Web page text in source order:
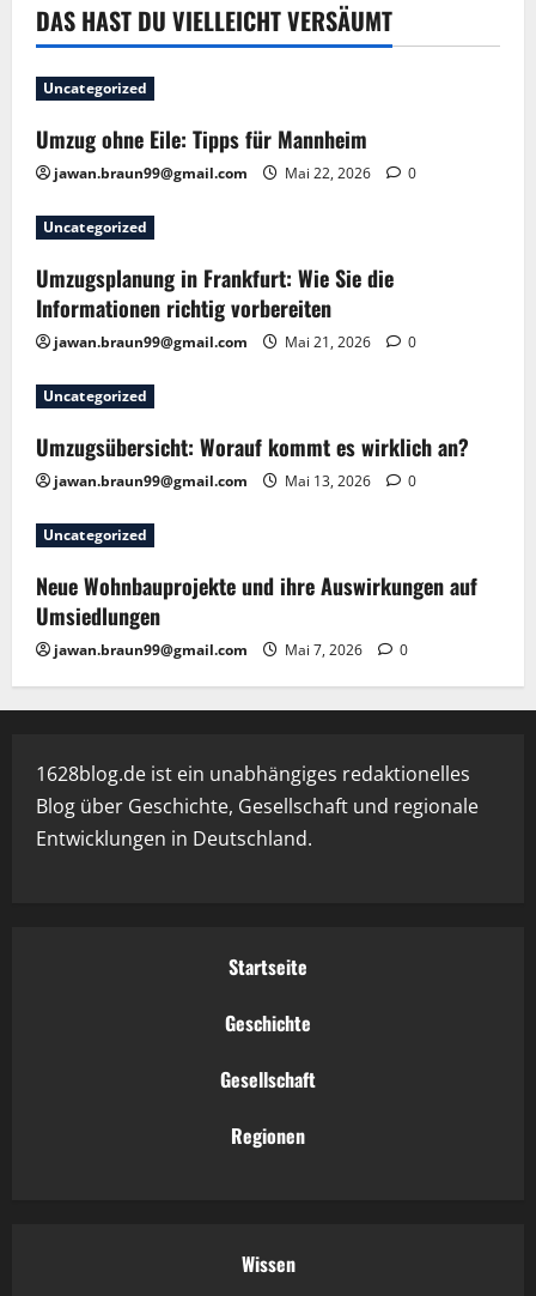
DAS HAST DU VIELLEICHT VERSÄUMT
Uncategorized
Umzug ohne Eile: Tipps für Mannheim
jawan.braun99@gmail.com Mai 22, 2026 0
Uncategorized
Umzugsplanung in Frankfurt: Wie Sie die
Informationen richtig vorbereiten
jawan.braun99@gmail.com Mai 21, 2026 0
Uncategorized
Umzugsübersicht: Worauf kommt es wirklich an?
jawan.braun99@gmail.com Mai 13, 2026 0
Uncategorized
Neue Wohnbauprojekte und ihre Auswirkungen auf
Umsiedlungen
jawan.braun99@gmail.com Mai 7, 2026 0
1628blog.de ist ein unabhängiges redaktionelles
Blog über Geschichte, Gesellschaft und regionale
Entwicklungen in Deutschland.
Startseite
Geschichte
Gesellschaft
Regionen
Wissen